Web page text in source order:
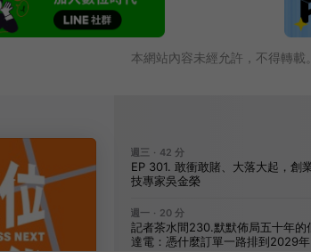
本網站內容未經允許，不得轉載。